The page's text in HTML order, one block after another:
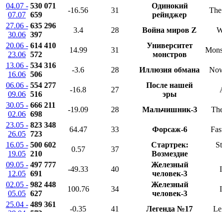
04.07 -
07.07
530 071
659
-16.56 31
Одинокий
рейнджер
27.06 -
30.06
635 296
397
3.4 28 Война миров Z
20.06 -
23.06
614 410
572
14.99 31
Университет
монстров
13.06 -
16.06
534 316
506
-3.6 28 Иллюзия обмана
06.06 -
09.06
554 277
516
-16.8 27
После нашей
эры
30.05 -
02.06
666 211
698
-19.09 28 Мальчишник-3
23.05 -
26.05
823 348
723
64.47 33 Форсаж-6
16.05 -
19.05
500 602
210
0.57 37
Стартрек:
Возмездие
09.05 -
12.05
497 777
691
-49.33 40
Железный
человек-3
02.05 -
05.05
982 448
627
100.76 34
Железный
человек-3
25.04 - 489 361
-0.35 41 Легенда №17